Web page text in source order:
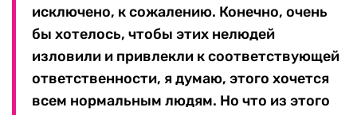
исключено, к сожалению. Конечно, очень
бы хотелось, чтобы этих нелюдей
изловили и привлекли к соответствующей
ответственности, я думаю, этого хочется
всем нормальным людям. Но что из этого